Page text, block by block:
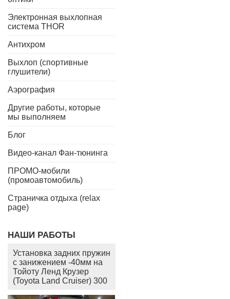
Электронная выхлопная
система THOR
Антихром
Выхлоп (спортивные
глушители)
Аэрография
Другие работы, которые
мы выполняем
Блог
Видео-канал Фан-тюнинга
ПРОМО-мобили
(промоавтомобиль)
Страничка отдыха (relax
page)
НАШИ РАБОТЫ
Установка задних пружин
с занижением -40мм на
Тойоту Ленд Крузер
(Toyota Land Cruiser) 300